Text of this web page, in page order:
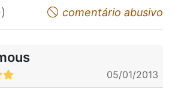
not appreciatecomentário abusivo
05/01/2013